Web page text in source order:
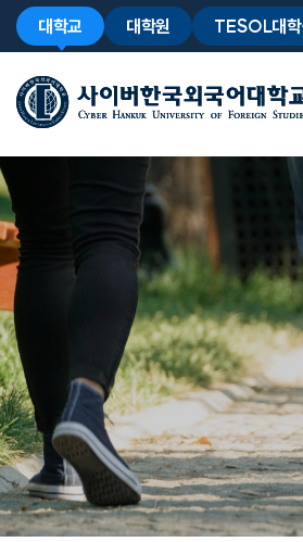
대학교 대학원 TESOL대